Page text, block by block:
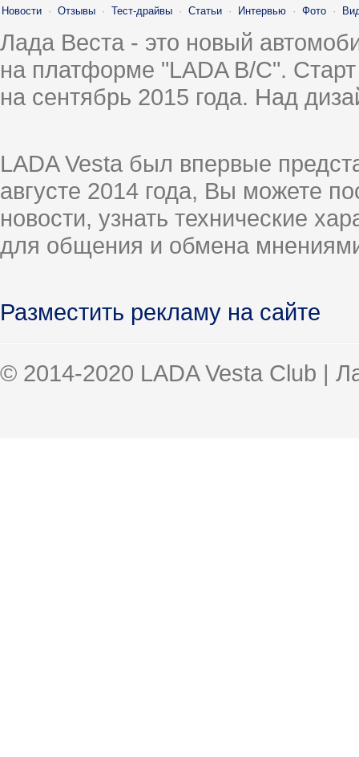
Новости · Отзывы · Тест-драйвы · Статьи · Интервью · Фото ·
Лада Веста - это новый
на платформе "LADA B/C".
на сентябрь 2015 года. Над
LADA Vesta был впервые
августе 2014 года, Вы можете
новости, узнать технические
для общения и обмена
Разместить рекламу на сайте
© 2014-2020 LADA Vesta Club |